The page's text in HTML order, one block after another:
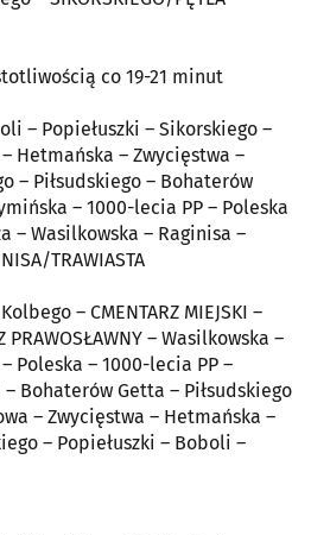
co 19-21 minut
– Popiełuszki – Sikorskiego –
Hetmańska – Zwycięstwa –
– Piłsudskiego – Bohaterów
– 1000-lecia PP – Poleska
– Wasilkowska – Raginisa –
TRAWIASTA
– CMENTARZ MIEJSKI –
PRAWOSŁAWNY – Wasilkowska –
Poleska – 1000-lecia PP –
Bohaterów Getta – Piłsudskiego
– Zwycięstwa – Hetmańska –
– Popiełuszki – Boboli –